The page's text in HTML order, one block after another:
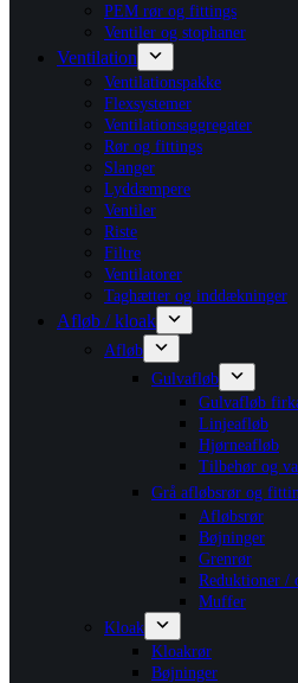
PEM rør og fittings
Ventiler og stophaner
Ventilation
Ventilationspakke
Flexsystemer
Ventilationsaggregater
Rør og fittings
Slanger
Lyddæmpere
Ventiler
Riste
Filtre
Ventilatorer
Taghætter og inddækninger
Afløb / kloak
Afløb
Gulvafløb
Gulvafløb
Linjeafløb
Hjørneafløb
Tilbehør og
Grå afløbsrør og
Afløbsrør
Bøjninger
Grenrør
Reduktioner /
Muffer
Kloak
Kloakrør
Bøjninger